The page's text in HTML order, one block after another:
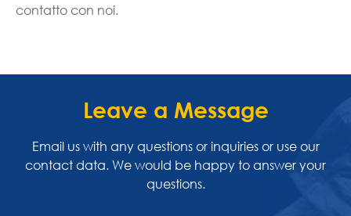
contatto con noi.
Leave a Message
Email us with any questions or inquiries or use our
contact data. We would be happy to answer your
questions.